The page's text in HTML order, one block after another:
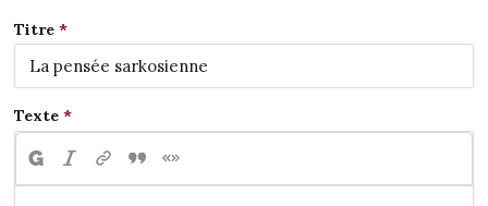
Titre
Texte